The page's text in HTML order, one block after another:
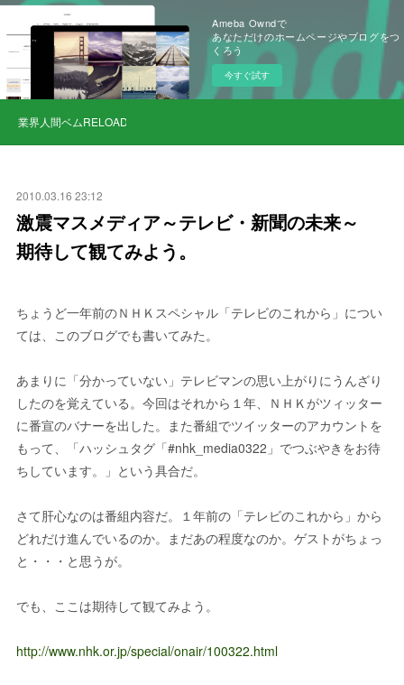
Ameba Owndで
あなただけのホームページやブログをつ
くろう
今すぐ試す
業界人間ベムRELOAD
2010.03.16 23:12
激震マスメディア～テレビ・新聞の未来～
期待して観てみよう。
ちょうど一年前のＮＨＫスペシャル「テレビのこれから」につい
ては、このブログでも書いてみた。
あまりに「分かっていない」テレビマンの思い上がりにうんざり
したのを覚えている。今回はそれから１年、ＮＨＫがツィッター
に番宣のバナーを出した。また番組でツイッターのアカウントを
もって、「ハッシュタグ「#nhk_media0322」でつぶやきをお待
ちしています。」という具合だ。
さて肝心なのは番組内容だ。１年前の「テレビのこれから」から
どれだけ進んでいるのか。まだあの程度なのか。ゲストがちょっ
と・・・と思うが。
でも、ここは期待して観てみよう。
http://www.nhk.or.jp/special/onair/100322.html